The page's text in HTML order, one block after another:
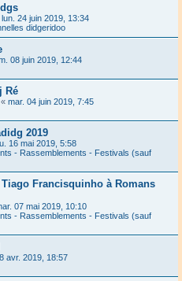
lun. 24 juin 2019, 13:34
didgeridoo
08 juin 2019, 12:44
Ré
« mar. 04 juin 2019, 7:45
2019
16 mai 2019, 5:58
- Rassemblements - Festivals (sauf
Francisquinho à Romans
07 mai 2019, 10:10
- Rassemblements - Festivals (sauf
avr. 2019, 18:57